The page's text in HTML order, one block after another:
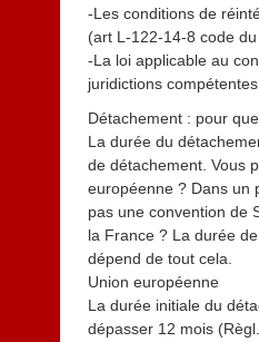
-Les conditions de
(art L-122-14-8 code
-La loi applicable au
juridictions
Détachement : pour
La durée du
de détachement. Vous
européenne ? Dans un
pas une convention de
la France ? La durée
dépend de tout cela.
Union européenne
La durée initiale du
dépasser 12 mois